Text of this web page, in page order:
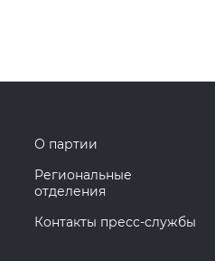
О партии
Региональные
отделения
Контакты пресс-службы